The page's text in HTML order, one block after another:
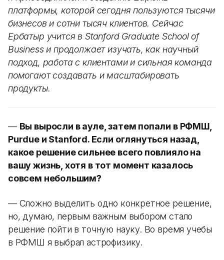
платформы, которой сегодня пользуются тысячи
бизнесов и сотни тысяч клиентов. Сейчас
Ербатыр учится в Stanford Graduate School of
Business и продолжает изучать, как научный
подход, работа с клиентами и сильная команда
помогают создавать и масштабировать
продукты.
— Вы выросли в ауле, затем попали в РФМШ,
Purdue и Stanford. Если оглянуться назад,
какое решение сильнее всего повлияло на
вашу жизнь, хотя в тот момент казалось
совсем небольшим?
— Сложно выделить одно конкретное решение,
но, думаю, первым важным выбором стало
решение пойти в точную науку. Во время учебы
в РФМШ я выбрал астрофизику.